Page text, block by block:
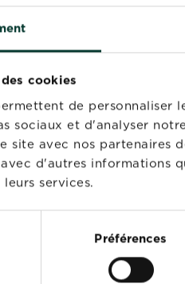
cookies
de
sociaux et d'analyser
site avec nos partenaires
d'autres informations
services.
Préférences
après la plantation à